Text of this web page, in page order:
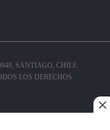
SANTIAGO, CHILE
LOS DERECHOS